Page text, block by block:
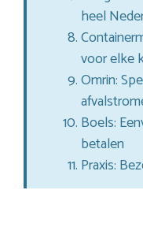
heel
voor elke
Omrin:
Boels:
betalen
Praxis: